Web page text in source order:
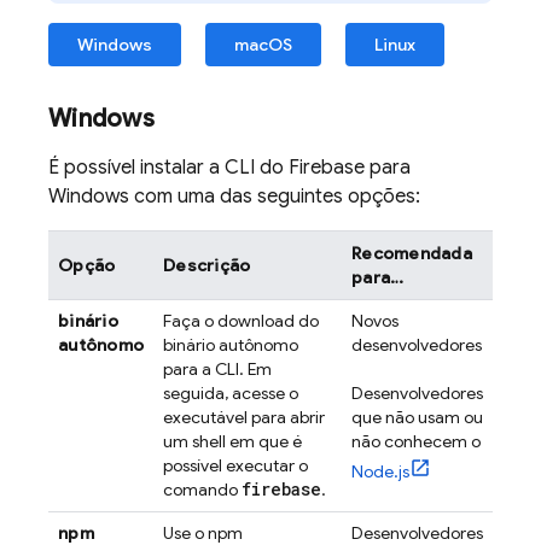
Windows macOS Linux
Windows
É possível instalar a CLI do Firebase para
Windows com uma das seguintes opções:
Opção Descrição
Recomendada
para…
binário
autônomo
Faça o download do
binário autônomo
para a CLI. Em
seguida, acesse o
executável para abrir
um shell em que é
possível executar o
comando firebase.
Novos
desenvolvedores
Desenvolvedores
que não usam ou
não conhecem o
Node.js
npm
Use o npm
Desenvolvedores